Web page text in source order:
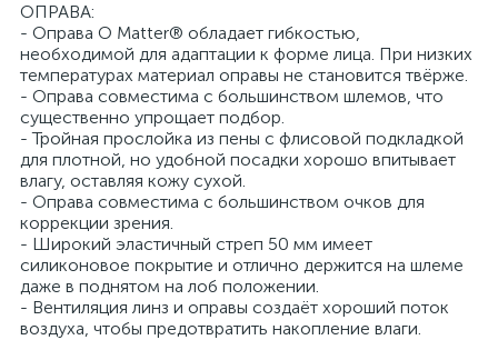
ОПРАВА:
- Оправа O Matter® обладает гибкостью,
необходимой для адаптации к форме лица. При низких
температурах материал оправы не становится твёрже.
- Оправа совместима с большинством шлемов, что
существенно упрощает подбор.
- Тройная прослойка из пены с флисовой подкладкой
для плотной, но удобной посадки хорошо впитывает
влагу, оставляя кожу сухой.
- Оправа совместима с большинством очков для
коррекции зрения.
- Широкий эластичный стреп 50 мм имеет
силиконовое покрытие и отлично держится на шлеме
даже в поднятом на лоб положении.
- Вентиляция линз и оправы создаёт хороший поток
воздуха, чтобы предотвратить накопление влаги.